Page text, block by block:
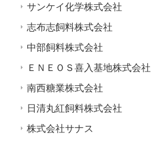
サンケイ化学株式会社
志布志飼料株式会社
中部飼料株式会社
ＥＮＥＯＳ喜入基地株式会社
南西糖業株式会社
日清丸紅飼料株式会社
株式会社サナス